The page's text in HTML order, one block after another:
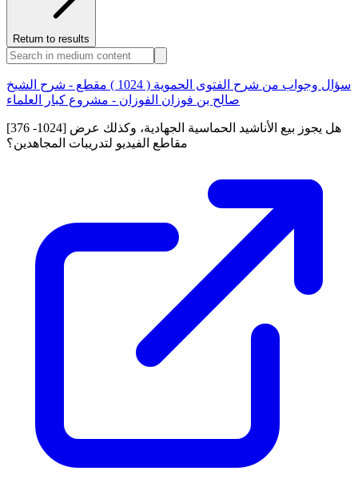
Return to results
سؤال وجواب من شرح الفتوى الحموية ( 1024 ) مقطع - شرح الشيخ
صالح بن فوزان الفوزان - مشروع كبار العلماء
[376 -1024] هل يجوز بيع الأناشيد الحماسية الجهادية، وكذلك عرض
مقاطع الفيديو لتدريبات المجاهدين؟